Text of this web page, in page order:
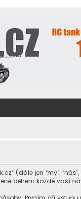
(dále jen “my”,
během každé vaší